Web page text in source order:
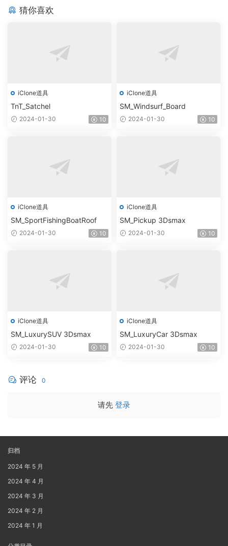
猜你喜欢
iClone道具
TnT_Satchel
2024-01-30 10
iClone道具
SM_Windsurf_Board
2024-01-30 10
iClone道具
SM_SportFishingBoatRoof
2024-01-30 10
iClone道具
SM_Pickup 3Dsmax
2024-01-30 10
iClone道具
SM_LuxurySUV 3Dsmax
2024-01-30 10
iClone道具
SM_LuxuryCar 3Dsmax
2024-01-30 10
评论 0
请先 登录
归档
2024 年 5 月
2024 年 4 月
2024 年 3 月
2024 年 2 月
2024 年 1 月